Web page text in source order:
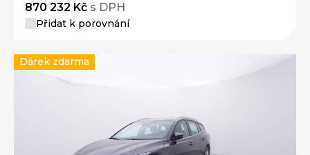
870 232 Kč s DPH
Přidat k porovnání
Dárek zdarma